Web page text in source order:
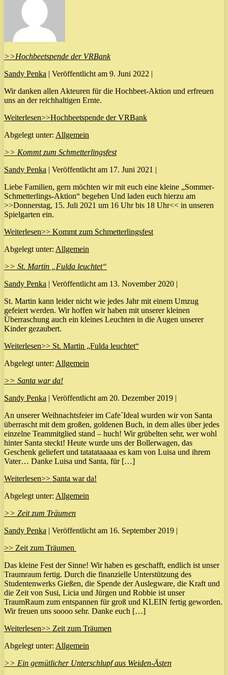
>>Hochbeetspende der VRBank
Sandy Penka | Veröffentlicht am 9. Juni 2022 |
Wir danken allen Akteuren für die Hochbeet-Aktion und erfreuen
uns an der reichhaltigen Ernte.
Weiterlesen>>Hochbeetspende der VRBank
Abgelegt unter: Allgemein
>> Kommt zum Schmetterlingsfest
Sandy Penka | Veröffentlicht am 17. Juni 2021 |
Liebe Familien, gern möchten wir mit euch eine kleine „Sommer-
Schmetterlings-Aktion“ begehen Und laden euch hierzu am
>>Donnerstag, 15. Juli 2021 um 16 Uhr bis 18 Uhr<< in unseren
Spielgarten ein.
Weiterlesen>> Kommt zum Schmetterlingsfest
Abgelegt unter: Allgemein
>> St. Martin „Fulda leuchtet“
Sandy Penka | Veröffentlicht am 13. November 2020 |
St. Martin kann leider nicht wie jedes Jahr mit einem Umzug
gefeiert werden. Wir hoffen wir haben mit unserer kleinen
Überraschung auch ein kleines Leuchten in die Augen unserer
Kinder gezaubert.
Weiterlesen>> St. Martin „Fulda leuchtet“
Abgelegt unter: Allgemein
>> Santa war da!
Sandy Penka | Veröffentlicht am 20. Dezember 2019 |
An unserer Weihnachtsfeier im Cafe´Ideal wurden wir von Santa
überrascht mit dem großen, goldenen Buch, in dem alles über jedes
einzelne Teammitglied stand – huch! Wir grübelten sehr, wer wohl
hinter Santa steckt! Heute wurde uns der Bollerwagen, das
Geschenk geliefert und tatatataaaaa es kam von Luisa und ihrem
Vater… Danke Luisa und Santa, für […]
Weiterlesen>> Santa war da!
Abgelegt unter: Allgemein
>> Zeit zum Träumen
Sandy Penka | Veröffentlicht am 16. September 2019 |
>> Zeit zum Träumen
Das kleine Fest der Sinne! Wir haben es geschafft, endlich ist unser
Traumraum fertig. Durch die finanzielle Unterstützung des
Studentenwerks Gießen, die Spende der Auslegware, die Kraft und
die Zeit von Susi, Licia und Jürgen und Robbie ist unser
TraumRaum zum entspannen für groß und KLEIN fertig geworden.
Wir freuen uns soooo sehr. Danke euch […]
Weiterlesen>> Zeit zum Träumen
Abgelegt unter: Allgemein
>> Ein gemütlicher Unterschlupf aus Weiden-Ästen